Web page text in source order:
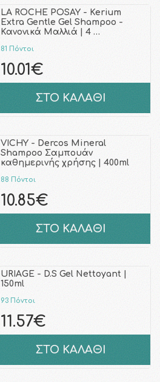
LA ROCHE POSAY - Kerium
Extra Gentle Gel Shampoo -
Κανονικά Μαλλιά | 4 …
81 Πόντοι
10.01€
ΣΤΟ ΚΑΛΑΘΙ
VICHY - Dercos Mineral
Shampoo Σαμπουάν
καθημερινής χρήσης | 400ml
88 Πόντοι
10.85€
ΣΤΟ ΚΑΛΑΘΙ
URIAGE - D.S Gel Nettoyant |
150ml
93 Πόντοι
11.57€
ΣΤΟ ΚΑΛΑΘΙ